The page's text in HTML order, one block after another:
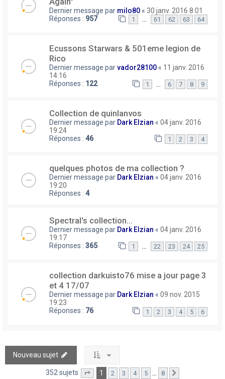
Dernier message par milo80 « 30 janv. 2016 8:01
Réponses : 957 1 61 62 63 64
Ecussons Starwars & 501eme legion de
Rico
Dernier message parvador28100 « 11 janv. 2016
14:16
Réponses : 122 1 6 7 8 9
Collection de quinlanvos
Dernier message par Dark Elzian « 04 janv. 2016
19:24
Réponses : 46 1 2 3 4
quelques photos de ma collection ?
Dernier message par Dark Elzian « 04 janv. 2016
19:20
Réponses : 4
Spectral's collection...
Dernier message par Dark Elzian « 04 janv. 2016
19:17
Réponses : 365 1 … 22 23 24 25
collection darkuisto76 mise a jour page 3
et 4 17/07
Dernier message par Dark Elzian « 09 nov. 2015
19:23
Réponses : 76 1 2 3 4 5 6
Nouveau sujet
352 sujets Page sur8
1 2 3 4 5 8